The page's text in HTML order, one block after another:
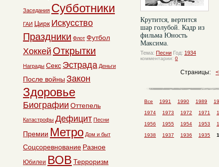
Крутится, вертится
шар голубой. Кадр из
фильма Юность
Максима.
Тема: Песни Год: 1934
комментарии: 0
Страницы:
Все 1991 1990 1989
1974 1973 1972 1971
1956 1955 1954 1953
1938 1937 1936 1935
Заседания Субботники
ГАИ Цирк Искусство
Праздники Флот Футбол
Хоккей Открытки
Награды Секс Эстрада Деньги
После войны Закон
Здоровье
Биографии Оттепель
Катастрофы Дефицит Песни
Премии Метро Дом и быт
Соцсоревнование Разное
Юбилеи ВОВ Терроризм